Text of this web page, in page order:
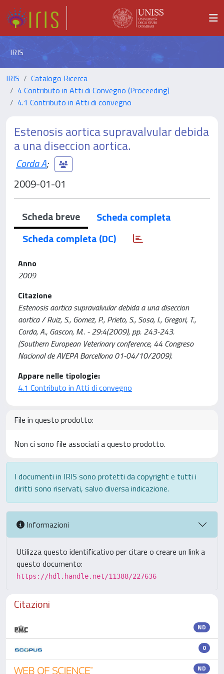
IRIS
IRIS
Catalogo Ricerca
4 Contributo in Atti di Convegno (Proceeding)
4.1 Contributo in Atti di convegno
Estenosis aortica supravalvular debida
a una diseccion aortica.
Corda A;
2009-01-01
Scheda breve
Scheda completa
Scheda completa (DC)
Anno
2009
Citazione
Estenosis aortica supravalvular debida a una diseccion
aortica / Ruiz, S., Gomez, P., Prieto, S., Sosa, I., Gregori, T.,
Corda, A., Gascon, M.. - 29:4(2009), pp. 243-243.
(Southern European Veterinary conference, 44 Congreso
Nacional de AVEPA Barcellona 01-04/10/2009).
Appare nelle tipologie:
4.1 Contributo in Atti di convegno
File in questo prodotto:
Non ci sono file associati a questo prodotto.
I documenti in IRIS sono protetti da copyright e tutti i
diritti sono riservati, salvo diversa indicazione.
Informazioni
Utilizza questo identificativo per citare o creare un link a
questo documento:
https://hdl.handle.net/11388/227636
Citazioni
ND
0
ND